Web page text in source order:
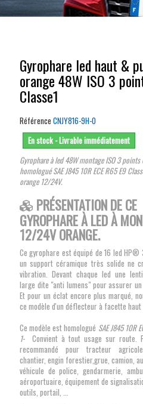
Gyrophare led haut &
orange 48W ISO 3
Classe1
Référence CNJY816-9H-O
En stock - Livrable immédiatement
Gyrophare à led 48W montage ISO 3
homologué SAE J845 10R ECE R65 E9
orange12/24V.
PRÉSENTATION DE CE
GYROPHARE À LED À
12/24V ORANGE.
Ce gyrophare est équipé de 16 led HP®
un support céramique très solide ne
vibration. Devant chaque led une
large dite "anti lumens" pour assurer
Et pour un éclat encore plus marqué,
ce modèle d'un déflecteur à facette haut
Ce modèle est homologué SAE J845 10R
1- Convient à tout usage sur route.
recommandé pour tracteur
chantier, engin forestier,grue, camion,
véhicule de police, gendarmerie,
aéroportuaire, équipement de
outils, portail, ...